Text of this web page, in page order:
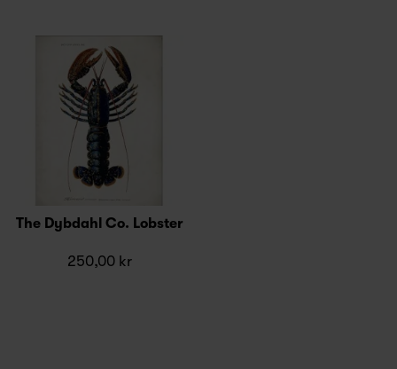
The Dybdahl Co. Lobster
250,00 kr